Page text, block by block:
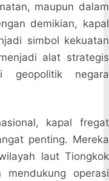
maupun dalam
demikian, kapal
simbol kekuatan
alat strategis
geopolitik negara
kapal fregat
penting. Mereka
laut Tiongkok
operasi